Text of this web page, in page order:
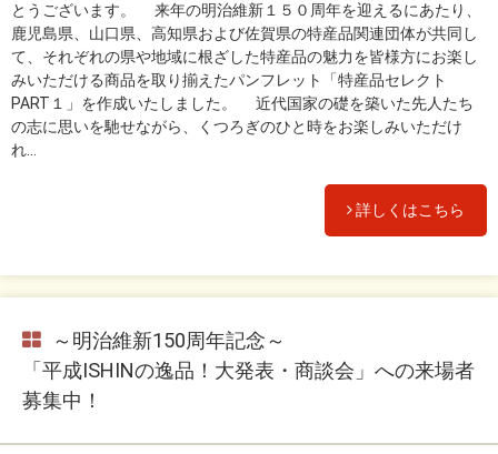
とうございます。 来年の明治維新１５０周年を迎えるにあたり、
鹿児島県、山口県、高知県および佐賀県の特産品関連団体が共同し
て、それぞれの県や地域に根ざした特産品の魅力を皆様方にお楽し
みいただける商品を取り揃えたパンフレット「特産品セレクト
PART１」を作成いたしました。 近代国家の礎を築いた先人たち
の志に思いを馳せながら、くつろぎのひと時をお楽しみいただけ
れ...
詳しくはこちら
～明治維新150周年記念～
「平成ISHINの逸品！大発表・商談会」への来場者
募集中！